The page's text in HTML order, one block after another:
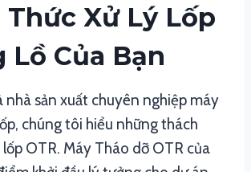
Thức Xử Lý Lốp
Lồ Của Bạn
nhà sản xuất chuyên nghiệp máy
chúng tôi hiểu những thách
OTR. Máy Tháo dỡ OTR của